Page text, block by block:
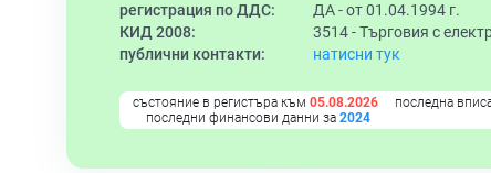
регистрация по ДДС:
ДА - от 01.04.1994 г.
КИД 2008:
3514 -Търговия с
публични контакти:
натисни тук
състояние в регистъра към 05.08.2026 последна
последни финансови данни за 2024